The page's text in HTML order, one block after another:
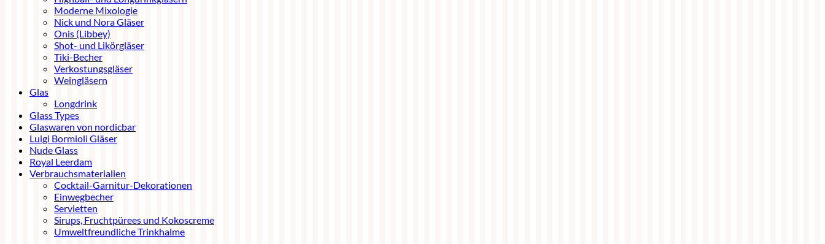
Moderne Mixologie
Nick und Nora Gläser
Onis (Libbey)
Shot- und Likörgläser
Tiki-Becher
Verkostungsgläser
Weingläsern
Glas
Longdrink
Glass Types
Glaswaren von nordicbar
Luigi Bormioli Gläser
Nude Glass
Royal Leerdam
Verbrauchsmaterialien
Cocktail-Garnitur-Dekorationen
Einwegbecher
Servietten
Sirups, Fruchtpürees und Kokoscreme
Umweltfreundliche Trinkhalme